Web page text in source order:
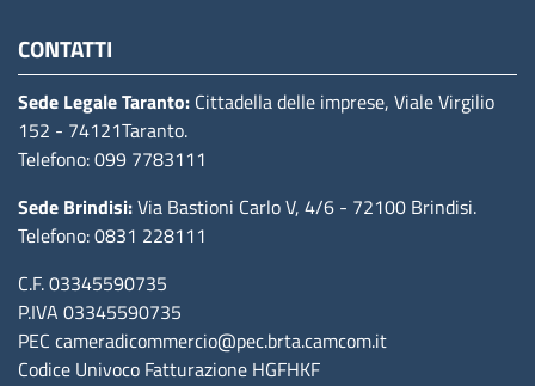
CONTATTI
Sede Legale Taranto: Cittadella delle imprese, Viale Virgilio
152 - 74121Taranto.
Telefono: 099 7783111
Sede Brindisi:Via Bastioni Carlo V, 4/6 - 72100 Brindisi.
Telefono: 0831 228111
C.F. 03345590735
P.IVA 03345590735
PEC cameradicommercio@pec.brta.camcom.it
Codice Univoco Fatturazione HGFHKF